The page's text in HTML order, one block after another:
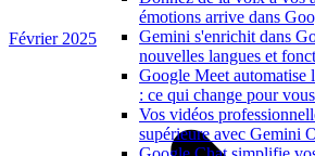
émotions arrive dans
Gemini s'enrichit dans
nouvelles langues et
Google Meet automatise
: ce qui change pour vous
Vos vidéos
supérieure avec Gemini
Février 2025